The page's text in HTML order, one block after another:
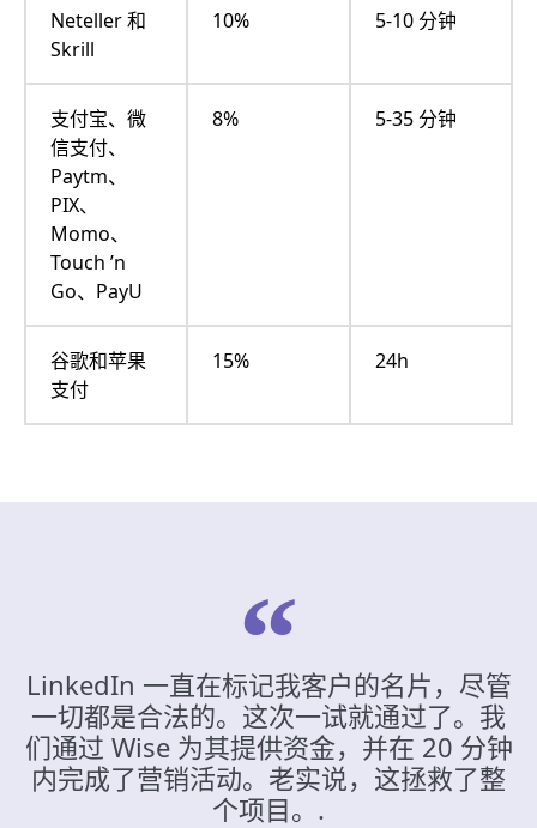
Neteller 和
Skrill
10% 5-10 分钟
支付宝、微
信支付、
Paytm、
PIX、
Momo、
Touch ’n
Go、PayU
8% 5-35 分钟
谷歌和苹果
支付
15% 24h
LinkedIn 一直在标记我客户的名片，尽管
一切都是合法的。这次一试就通过了。我
们通过 Wise 为其提供资金，并在 20 分钟
内完成了营销活动。老实说，这拯救了整
个项目。.